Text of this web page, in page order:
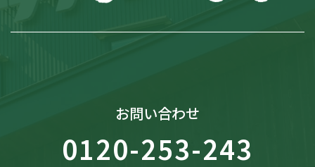
お問い合わせ
0120-253-243